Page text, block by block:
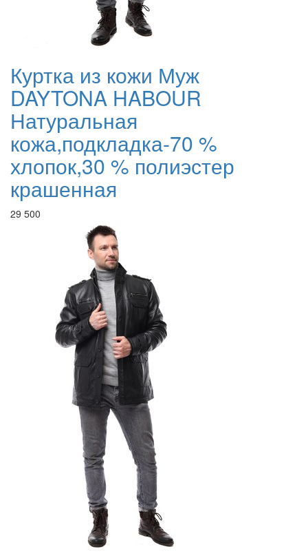
Куртка из кожи Муж
DAYTONA HABOUR
Натуральная
кожа,подкладка-70 %
хлопок,30 % полиэстер
крашенная
29 500